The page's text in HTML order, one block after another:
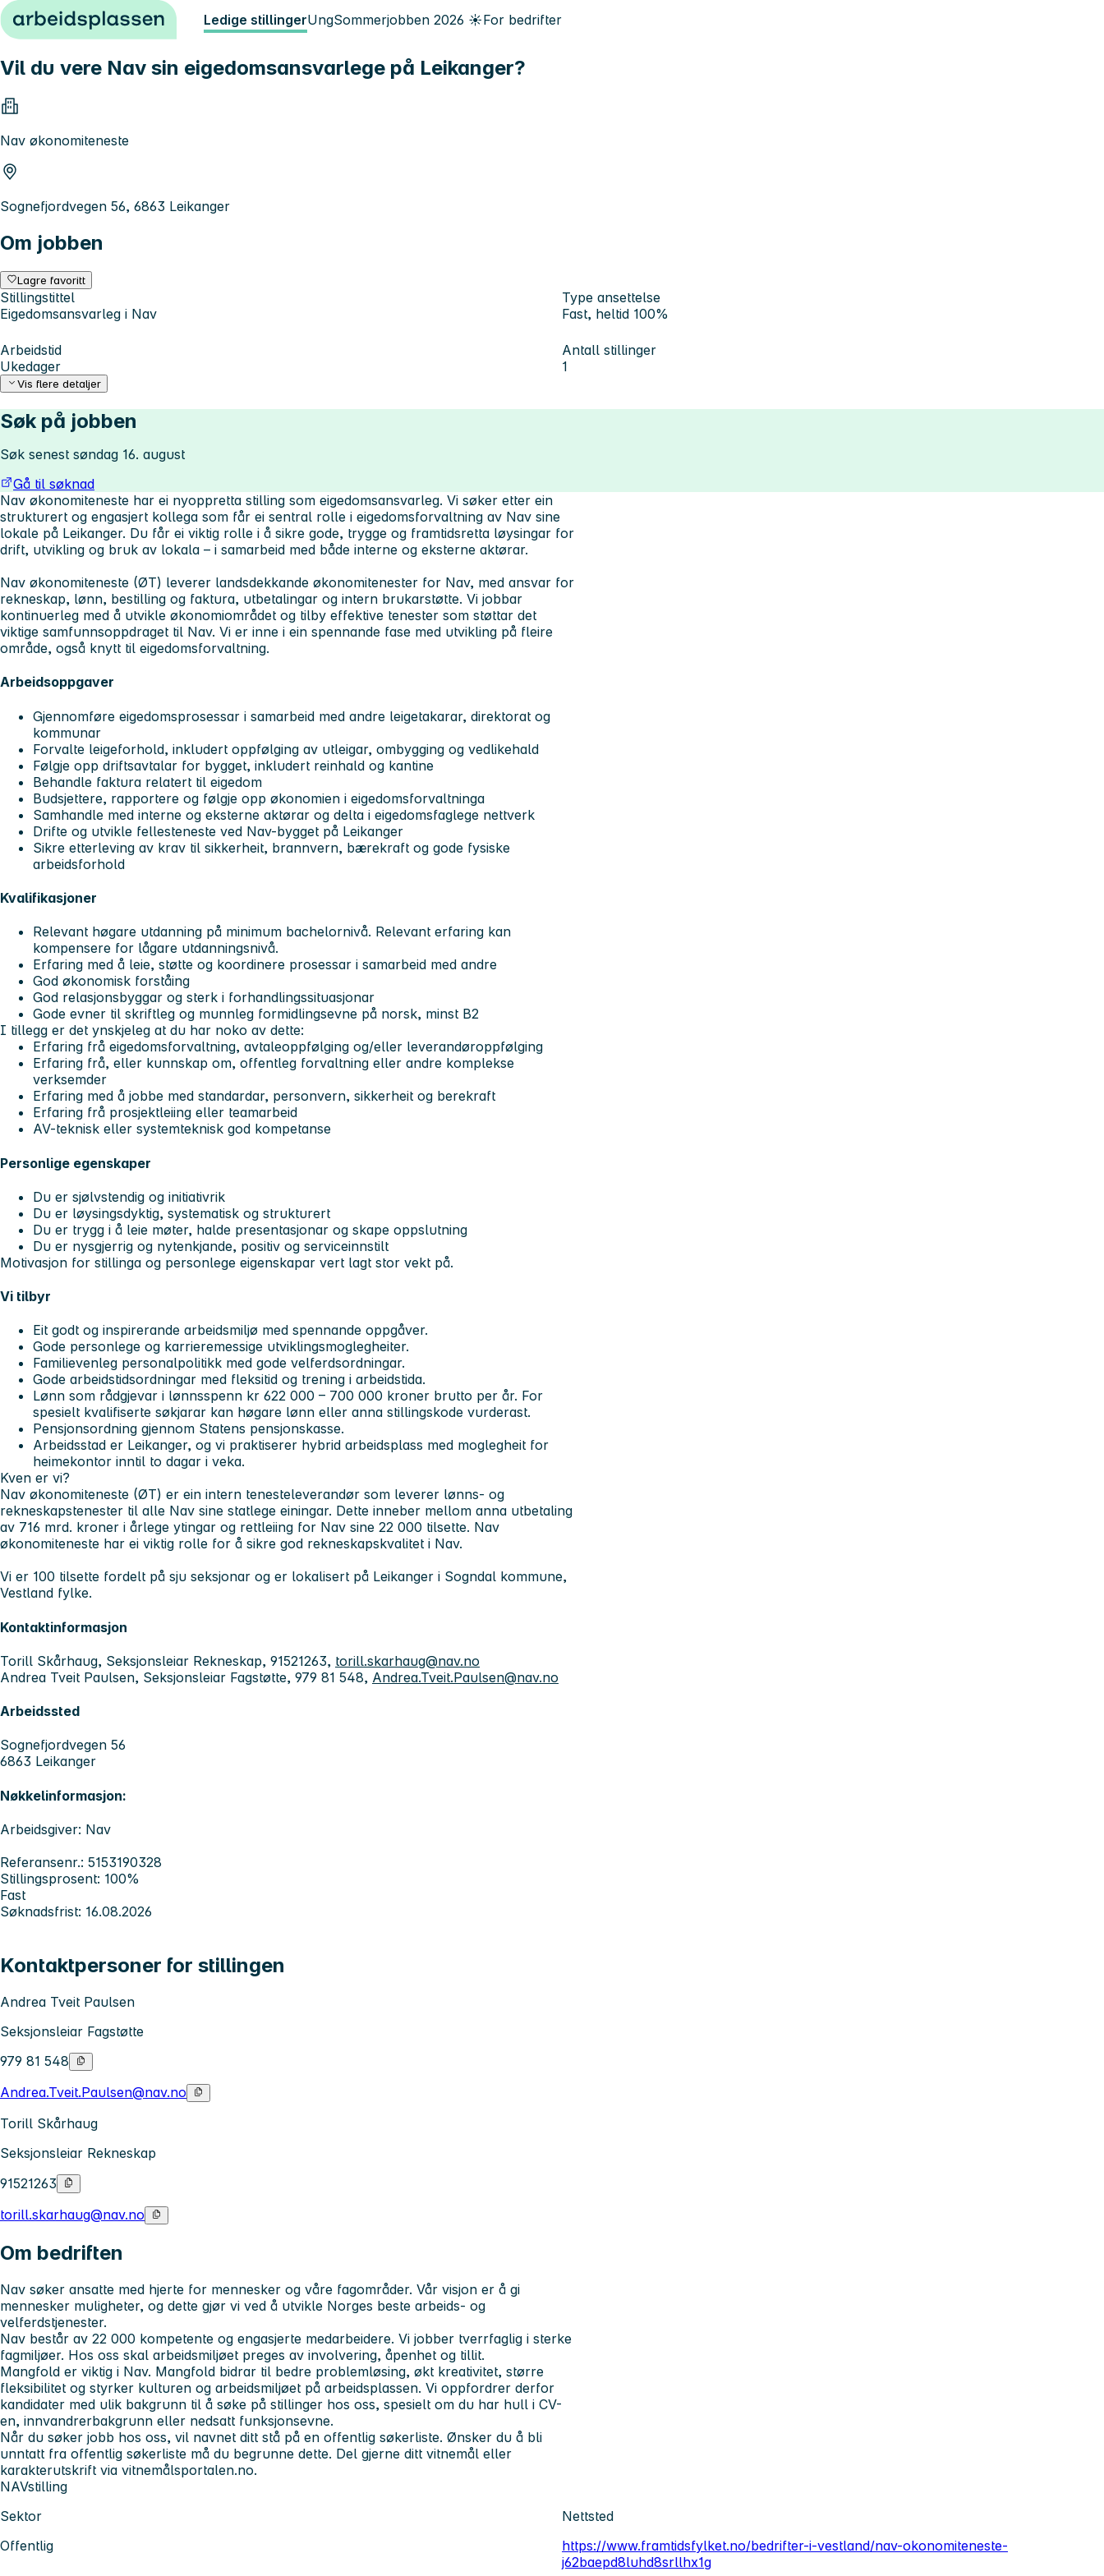
Hopp til innhold Ledige stillingerUngSommerjobben 2026 ☀️For bedrifter
Vil du vere Nav sin eigedomsansvarlege på Leikanger?
Nav økonomiteneste
Sognefjordvegen 56, 6863 Leikanger
Om jobben
Lagre favoritt
Stillingstittel
Eigedomsansvarleg i Nav
Type ansettelse
Fast, heltid 100%
Arbeidstid
Ukedager
Antall stillinger
1
Vis flere detaljer
Søk på jobben
Søk senest søndag 16. august
Gå til søknad
Nav økonomiteneste har ei nyoppretta stilling som eigedomsansvarleg. Vi søker etter ein
strukturert og engasjert kollega som får ei sentral rolle i eigedomsforvaltning av Nav sine
lokale på Leikanger. Du får ei viktig rolle i å sikre gode, trygge og framtidsretta løysingar for
drift, utvikling og bruk av lokala – i samarbeid med både interne og eksterne aktørar.
Nav økonomiteneste (ØT) leverer landsdekkande økonomitenester for Nav, med ansvar for
rekneskap, lønn, bestilling og faktura, utbetalingar og intern brukarstøtte. Vi jobbar
kontinuerleg med å utvikle økonomiområdet og tilby effektive tenester som støttar det
viktige samfunnsoppdraget til Nav. Vi er inne i ein spennande fase med utvikling på fleire
område, også knytt til eigedomsforvaltning.
Arbeidsoppgaver
Gjennomføre eigedomsprosessar i samarbeid med andre leigetakarar, direktorat og
kommunar
Forvalte leigeforhold, inkludert oppfølging av utleigar, ombygging og vedlikehald
Følgje opp driftsavtalar for bygget, inkludert reinhald og kantine
Behandle faktura relatert til eigedom
Budsjettere, rapportere og følgje opp økonomien i eigedomsforvaltninga
Samhandle med interne og eksterne aktørar og delta i eigedomsfaglege nettverk
Drifte og utvikle fellesteneste ved Nav-bygget på Leikanger
Sikre etterleving av krav til sikkerheit, brannvern, bærekraft og gode fysiske
arbeidsforhold
Kvalifikasjoner
Relevant høgare utdanning på minimum bachelornivå. Relevant erfaring kan
kompensere for lågare utdanningsnivå.
Erfaring med å leie, støtte og koordinere prosessar i samarbeid med andre
God økonomisk forståing
God relasjonsbyggar og sterk i forhandlingssituasjonar
Gode evner til skriftleg og munnleg formidlingsevne på norsk, minst B2
I tillegg er det ynskjeleg at du har noko av dette:
Erfaring frå eigedomsforvaltning, avtaleoppfølging og/eller leverandøroppfølging
Erfaring frå, eller kunnskap om, offentleg forvaltning eller andre komplekse
verksemder
Erfaring med å jobbe med standardar, personvern, sikkerheit og berekraft
Erfaring frå prosjektleiing eller teamarbeid
AV-teknisk eller systemteknisk god kompetanse
Personlige egenskaper
Du er sjølvstendig og initiativrik
Du er løysingsdyktig, systematisk og strukturert
Du er trygg i å leie møter, halde presentasjonar og skape oppslutning
Du er nysgjerrig og nytenkjande, positiv og serviceinnstilt
Motivasjon for stillinga og personlege eigenskapar vert lagt stor vekt på.
Vi tilbyr
Eit godt og inspirerande arbeidsmiljø med spennande oppgåver.
Gode personlege og karrieremessige utviklingsmoglegheiter.
Familievenleg personalpolitikk med gode velferdsordningar.
Gode arbeidstidsordningar med fleksitid og trening i arbeidstida.
Lønn som rådgjevar i lønnsspenn kr 622 000 – 700 000 kroner brutto per år. For
spesielt kvalifiserte søkjarar kan høgare lønn eller anna stillingskode vurderast.
Pensjonsordning gjennom Statens pensjonskasse.
Arbeidsstad er Leikanger, og vi praktiserer hybrid arbeidsplass med moglegheit for
heimekontor inntil to dagar i veka.
Kven er vi?
Nav økonomiteneste (ØT) er ein intern tenesteleverandør som leverer lønns- og
rekneskapstenester til alle Nav sine statlege einingar. Dette inneber mellom anna utbetaling
av 716 mrd. kroner i årlege ytingar og rettleiing for Nav sine 22 000 tilsette. Nav
økonomiteneste har ei viktig rolle for å sikre god rekneskapskvalitet i Nav.
Vi er 100 tilsette fordelt på sju seksjonar og er lokalisert på Leikanger i Sogndal kommune,
Vestland fylke.
Kontaktinformasjon
Torill Skårhaug, Seksjonsleiar Rekneskap, 91521263, torill.skarhaug@nav.no
Andrea Tveit Paulsen, Seksjonsleiar Fagstøtte, 979 81 548, Andrea.Tveit.Paulsen@nav.no
Arbeidssted
Sognefjordvegen 56
6863 Leikanger
Nøkkelinformasjon:
Arbeidsgiver: Nav
Referansenr.: 5153190328
Stillingsprosent: 100%
Fast
Søknadsfrist: 16.08.2026
Kontaktpersoner for stillingen
Andrea Tveit Paulsen
Seksjonsleiar Fagstøtte
979 81 548
Andrea.Tveit.Paulsen@nav.no
Torill Skårhaug
Seksjonsleiar Rekneskap
91521263
torill.skarhaug@nav.no
Om bedriften
Nav søker ansatte med hjerte for mennesker og våre fagområder. Vår visjon er å gi
mennesker muligheter, og dette gjør vi ved å utvikle Norges beste arbeids- og
velferdstjenester.
Nav består av 22 000 kompetente og engasjerte medarbeidere. Vi jobber tverrfaglig i sterke
fagmiljøer. Hos oss skal arbeidsmiljøet preges av involvering, åpenhet og tillit.
Mangfold er viktig i Nav. Mangfold bidrar til bedre problemløsing, økt kreativitet, større
fleksibilitet og styrker kulturen og arbeidsmiljøet på arbeidsplassen. Vi oppfordrer derfor
kandidater med ulik bakgrunn til å søke på stillinger hos oss, spesielt om du har hull i CV-
en, innvandrerbakgrunn eller nedsatt funksjonsevne.
Når du søker jobb hos oss, vil navnet ditt stå på en offentlig søkerliste. Ønsker du å bli
unntatt fra offentlig søkerliste må du begrunne dette. Del gjerne ditt vitnemål eller
karakterutskrift via vitnemålsportalen.no.
NAVstilling
Sektor
Offentlig
Nettsted
https://www.framtidsfylket.no/bedrifter-i-vestland/nav-okonomiteneste-
j62baepd8luhd8srllhx1g